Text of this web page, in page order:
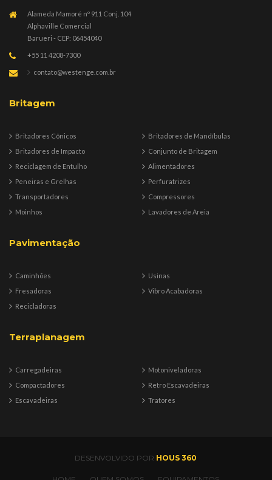
Alameda Mamoré nº 911 Conj. 104
Alphaville Comercial
Barueri - CEP: 06454040
+55 11 4208-7300
contato@westenge.com.br
Britagem
Britadores Cônicos
Britadores de Impacto
Reciclagem de Entulho
Peneiras e Grelhas
Transportadores
Moinhos
Britadores de Mandíbulas
Conjunto de Britagem
Alimentadores
Perfuratrizes
Compressores
Lavadores de Areia
Pavimentação
Caminhões
Fresadoras
Recicladoras
Usinas
Vibro Acabadoras
Terraplanagem
Carregadeiras
Compactadores
Escavadeiras
Motoniveladoras
Retro Escavadeiras
Tratores
DESENVOLVIDO POR HOUS 360